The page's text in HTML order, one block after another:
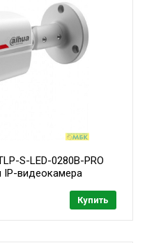
S-LED-0280B-PRO
IP-видеокамера
LED 50м, IP67,Купить